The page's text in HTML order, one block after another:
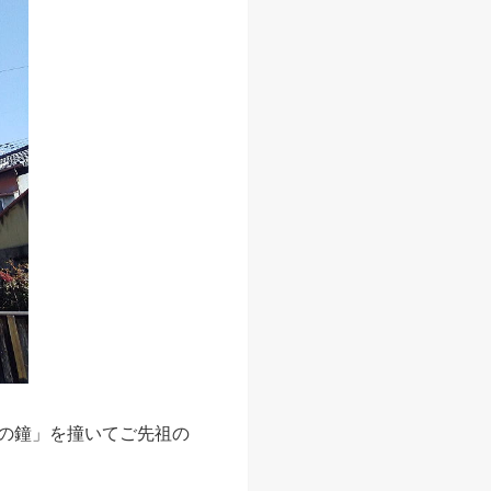
鐘」を撞いてご先祖の